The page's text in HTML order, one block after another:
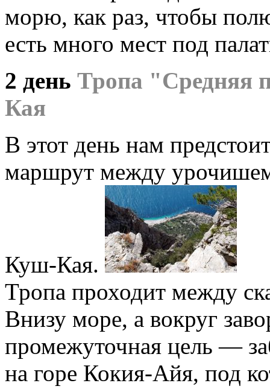
морю, как раз, чтобы
есть много мест под
2 день Тропа "Средняя
Кая
В этот день нам
маршрут между
Куш-Кая.
Тропа проходит между
Внизу море, а вокруг
промежуточная цель —
на горе Кокия-Айя, под